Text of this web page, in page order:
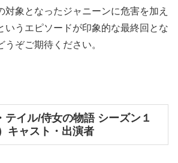
対象となったジャニーンに危害を加え
いうエピソードが印象的な最終回とな
うぞご期待ください。
テイル/侍女の物語 シーズン１
キャスト・出演者